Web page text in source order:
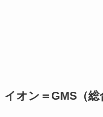
イオン＝GMS（